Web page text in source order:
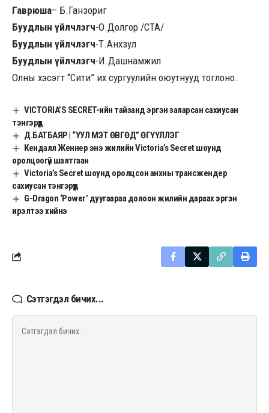
Гаврюша– Б.Ганзориг
Буудлын үйлчлэгч-О.Долгор /СТА/
Буудлын үйлчлэгч-Т.Анхзул
Буудлын үйлчлэгч-И.Дашнамжил
Олны хэсэгт “Сити” их сургуулийн оюутнууд тоглоно.
VICTORIA’S SECRET-ийн тайзанд эргэн заларсан сахиусан
тэнгэрүүд
Д.БАТБАЯР | “УУЛ МЭТ ӨВГӨД” ӨГҮҮЛЛЭГ
Кендалл Женнер энэ жилийн Victoria’s Secret шоунд
оролцоогүй шалтгаан
Victoria’s Secret шоунд оролцсон анхны трансжендер
сахиусан тэнгэрүүд
G-Dragon ‘Power’ дуугаараа долоон жилийн дараах эргэн
ирэлтээ хийнэ
Сэтгэгдэл бичих...